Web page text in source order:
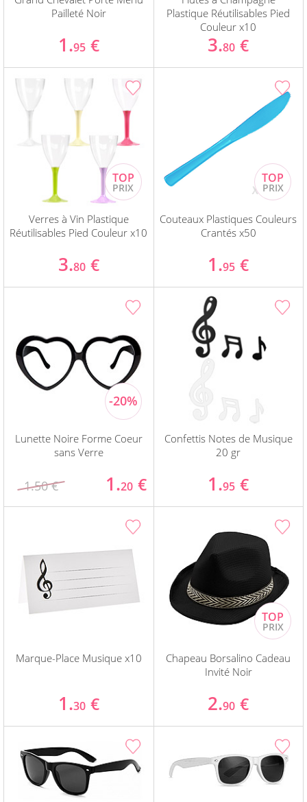
Pailleté Noir
1.95 €
Plastique Réutilisables Pied
Couleur x10
3.80 €
Verres à Vin Plastique
Réutilisables Pied Couleur x10
3.80 €
Couteaux Plastiques Couleurs
Crantés x50
1.95 €
Lunette Noire Forme Coeur
sans Verre
1.50 € 1.20 €
Confettis Notes de Musique
20 gr
1.95 €
Marque-Place Musique x10
1.30 €
Chapeau Borsalino Cadeau
Invité Noir
2.90 €